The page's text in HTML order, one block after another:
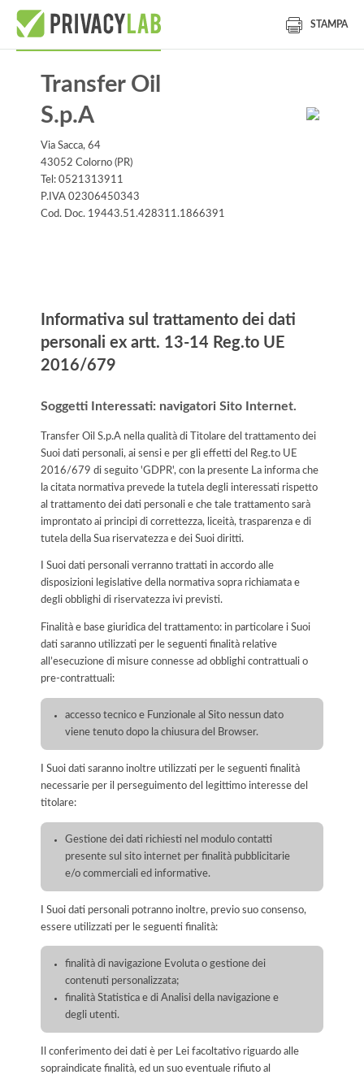
STAMPA
Transfer Oil
S.p.A
Via Sacca, 64
43052 Colorno (PR)
Tel: 0521313911
P.IVA 02306450343
Cod. Doc. 19443.51.428311.1866391
Informativa sul trattamento dei dati
personali ex artt. 13-14 Reg.to UE
2016/679
Soggetti Interessati: navigatori Sito Internet.
Transfer Oil S.p.A nella qualità di Titolare del trattamento dei
Suoi dati personali, ai sensi e per gli effetti del Reg.to UE
2016/679 di seguito 'GDPR', con la presente La informa che
la citata normativa prevede la tutela degli interessati rispetto
al trattamento dei dati personali e che tale trattamento sarà
improntato ai principi di correttezza, liceità, trasparenza e di
tutela della Sua riservatezza e dei Suoi diritti.
I Suoi dati personali verranno trattati in accordo alle
disposizioni legislative della normativa sopra richiamata e
degli obblighi di riservatezza ivi previsti.
Finalità e base giuridica del trattamento: in particolare i Suoi
dati saranno utilizzati per le seguenti finalità relative
all’esecuzione di misure connesse ad obblighi contrattuali o
pre-contrattuali:
accesso tecnico e Funzionale al Sito nessun dato
viene tenuto dopo la chiusura del Browser.
I Suoi dati saranno inoltre utilizzati per le seguenti finalità
necessarie per il perseguimento del legittimo interesse del
titolare:
Gestione dei dati richiesti nel modulo contatti
presente sul sito internet per finalità pubblicitarie
e/o commerciali ed informative.
I Suoi dati personali potranno inoltre, previo suo consenso,
essere utilizzati per le seguenti finalità:
finalità di navigazione Evoluta o gestione dei
contenuti personalizzata;
finalità Statistica e di Analisi della navigazione e
degli utenti.
Il conferimento dei dati è per Lei facoltativo riguardo alle
sopraindicate finalità, ed un suo eventuale rifiuto al